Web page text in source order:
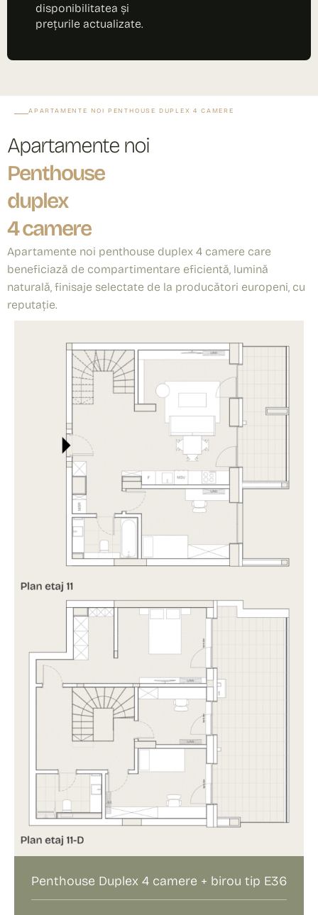
disponibilitatea și
prețurile actualizate.
APARTAMENTE NOI PENTHOUSE DUPLEX 4 CAMERE
Apartamente noi
Penthouse
duplex
4 camere
Apartamente noi penthouse duplex 4 camere care
beneficiază de compartimentare eficientă, lumină
naturală, finisaje selectate de la producători europeni, cu
reputație.
Penthouse Duplex 4 camere + birou tip E36